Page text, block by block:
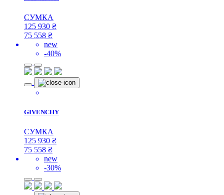
СУМКА
125 930 ₴
75 558 ₴
new
-40%
GIVENCHY
СУМКА
125 930 ₴
75 558 ₴
new
-30%